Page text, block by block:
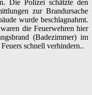
Die Polizei schätzte den
zur Brandursache
wurde beschlagnahmt.
die Feuerwehren hier
(Badezimmer) im
schnell verhindern..